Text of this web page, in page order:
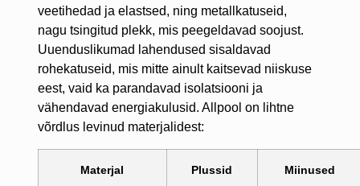
veetihedad ja elastsed, ning metallkatuseid,
nagu tsingitud plekk, mis peegeldavad soojust.
Uuenduslikumad lahendused sisaldavad
rohekatuseid, mis mitte ainult kaitsevad niiskuse
eest, vaid ka parandavad isolatsiooni ja
vähendavad energiakulusid. Allpool on lihtne
võrdlus levinud materjalidest:
Materjal Plussid Miinused